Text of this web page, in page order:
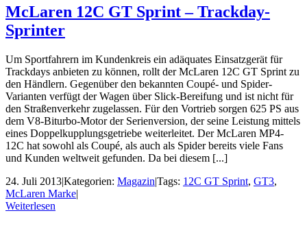
McLaren 12C GT Sprint – Trackday-
Sprinter
Um Sportfahrern im Kundenkreis ein adäquates Einsatzgerät für
Trackdays anbieten zu können, rollt der McLaren 12C GT Sprint zu
den Händlern. Gegenüber den bekannten Coupé- und Spider-
Varianten verfügt der Wagen über Slick-Bereifung und ist nicht für
den Straßenverkehr zugelassen. Für den Vortrieb sorgen 625 PS aus
dem V8-Biturbo-Motor der Serienversion, der seine Leistung mittels
eines Doppelkupplungsgetriebe weiterleitet. Der McLaren MP4-
12C hat sowohl als Coupé, als auch als Spider bereits viele Fans
und Kunden weltweit gefunden. Da bei diesem [...]
24. Juli 2013|Kategorien: Magazin|Tags: 12C GT Sprint, GT3,
McLaren Marke|
Weiterlesen